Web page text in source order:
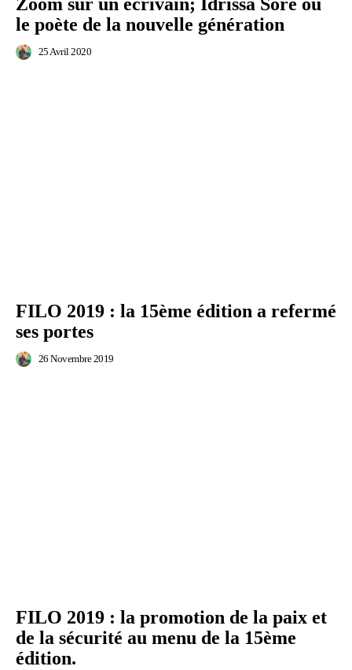
le poète de la nouvelle génération
25 Avril 2020
FILO 2019 : la 15ème édition a refermé
ses portes
26 Novembre 2019
FILO 2019 : la promotion de la paix et
de la sécurité au menu de la 15ème
édition.